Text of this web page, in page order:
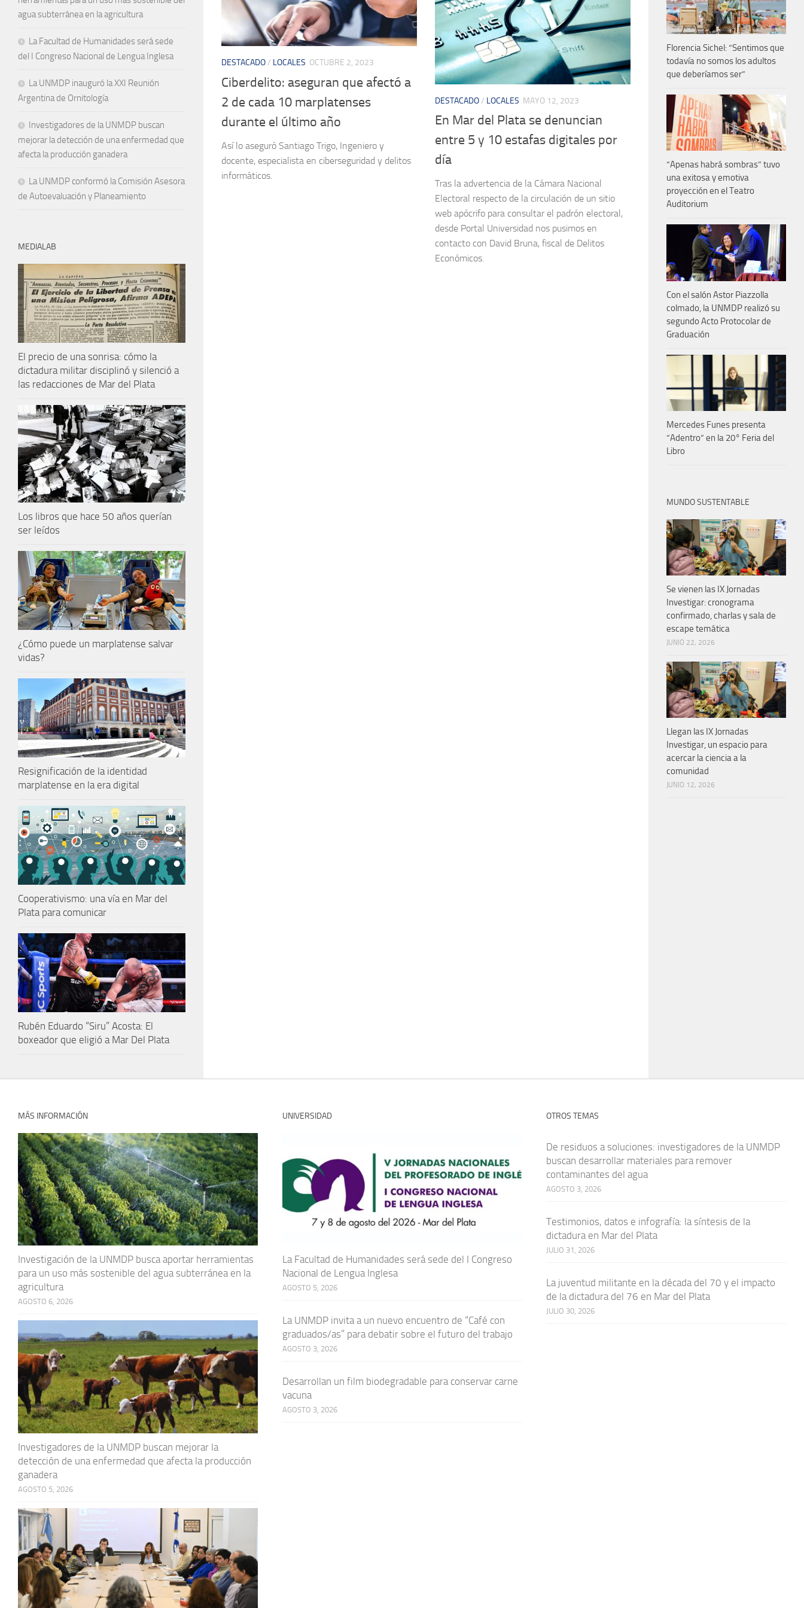
DESTACADO/ LOCALES OCTUBRE 2, 2023
Ciberdelito: aseguran que afectó a
2 de cada 10 marplatenses
durante el último año
Así lo aseguró Santiago Trigo, Ingeniero y
docente, especialista en ciberseguridad y delitos
informáticos.
DESTACADO/ LOCALES MAYO 12, 2023
En Mar del Plata se denuncian
entre 5 y 10 estafas digitales por
día
Tras la advertencia de la Cámara Nacional
Electoral respecto de la circulación de un sitio
web apócrifo para consultar el padrón electoral,
desde Portal Universidad nos pusimos en
contacto con David Bruna, fiscal de Delitos
Económicos.
agua subterránea en la agricultura
La Facultad de Humanidades será sede
del I Congreso Nacional de Lengua Inglesa
La UNMDP inauguró la XXI Reunión
Argentina de Ornitología
Investigadores de la UNMDP buscan
mejorar la detección de una enfermedad que
afecta la producción ganadera
La UNMDP conformó la Comisión Asesora
de Autoevaluación y Planeamiento
MEDIALAB
El precio de una sonrisa: cómo la
dictadura militar disciplinó y silenció a
las redacciones de Mar del Plata
Los libros que hace 50 años querían
ser leídos
¿Cómo puede un marplatense salvar
vidas?
Resignificación de la identidad
marplatense en la era digital
Cooperativismo: una vía en Mar del
Plata para comunicar
Rubén Eduardo “Siru” Acosta: El
boxeador que eligió a Mar Del Plata
Florencia Sichel: “Sentimos que
todavía no somos los adultos
que deberíamos ser”
“Apenas habrá sombras” tuvo
una exitosa y emotiva
proyección en el Teatro
Auditorium
Con el salón Astor Piazzolla
colmado, la UNMDP realizó su
segundo Acto Protocolar de
Graduación
Mercedes Funes presenta
“Adentro” en la 20° Feria del
Libro
MUNDO SUSTENTABLE
Se vienen las IX Jornadas
Investigar: cronograma
confirmado, charlas y sala de
escape temática
JUNIO 22, 2026
Llegan las IX Jornadas
Investigar, un espacio para
acercar la ciencia a la
comunidad
JUNIO 12, 2026
MÁS INFORMACIÓN
Investigación de la UNMDP busca aportar herramientas
para un uso más sostenible del agua subterránea en la
agricultura
AGOSTO 6, 2026
Investigadores de la UNMDP buscan mejorar la
detección de una enfermedad que afecta la producción
ganadera
AGOSTO 5, 2026
UNIVERSIDAD
La Facultad de Humanidades será sede del I Congreso
Nacional de Lengua Inglesa
AGOSTO 5, 2026
La UNMDP invita a un nuevo encuentro de “Café con
graduados/as” para debatir sobre el futuro del trabajo
AGOSTO 3, 2026
Desarrollan un film biodegradable para conservar carne
vacuna
AGOSTO 3, 2026
OTROS TEMAS
De residuos a soluciones: investigadores de la UNMDP
buscan desarrollar materiales para remover
contaminantes del agua
AGOSTO 3, 2026
Testimonios, datos e infografía: la síntesis de la
dictadura en Mar del Plata
JULIO 31, 2026
La juventud militante en la década del 70 y el impacto
de la dictadura del 76 en Mar del Plata
JULIO 30, 2026